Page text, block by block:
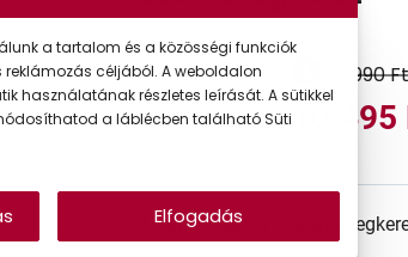
Korábbi ár: 20.990 Ft
Akciós ár: 10.495
A feltűntetett ár a
a tartalom és a közösségi funkciók
céljából. A weboldalon
használatának részletes leírását. A sütikkel
a láblécben található Süti
Elfogadás